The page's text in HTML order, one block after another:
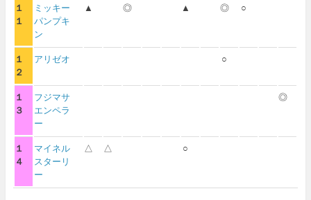
１
１
ミッキー
パンプキ
ン
▲ ◎ ▲ ◎ ○
１
２
アリゼオ ○
１
３
フジマサ
エンペラ
ー
◎
１
４
マイネル
スターリ
ー
△ △ ○